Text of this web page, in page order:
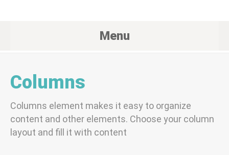
Menu
Columns
Columns element makes it easy to organize
content and other elements. Choose your column
layout and fill it with content